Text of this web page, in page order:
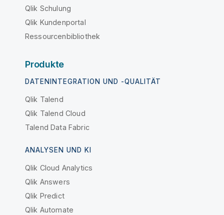
Qlik Schulung
Qlik Kundenportal
Ressourcenbibliothek
Produkte
DATENINTEGRATION UND -QUALITÄT
Qlik Talend
Qlik Talend Cloud
Talend Data Fabric
ANALYSEN UND KI
Qlik Cloud Analytics
Qlik Answers
Qlik Predict
Qlik Automate